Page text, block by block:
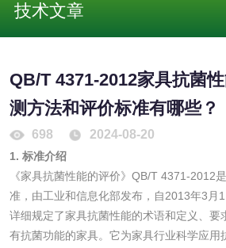
技术文章
QB/T 4371-2012家具抗菌
测方法和评价标准有哪些？
698 2024-08-20
1. 标准介绍
《家具抗菌性能的评价》QB/T 4371-2012
准，由工业和信息化部发布，自2013年3月
详细规定了家具抗菌性能的术语和定义、要
有抗菌功能的家具。它为家具行业科学应用
金属
金属材料质量检测
金属材料检测
伸缩警棍检测